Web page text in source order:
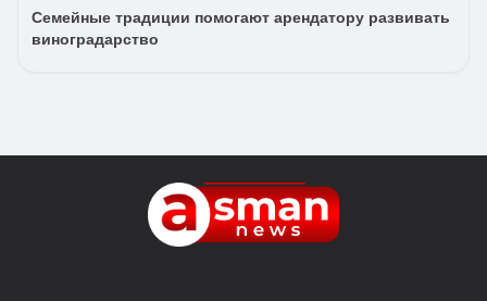
Семейные традиции помогают арендатору развивать
виноградарство